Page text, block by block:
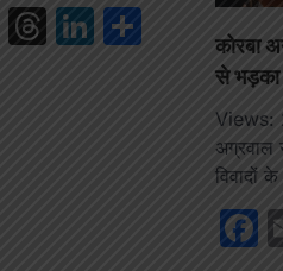
WhatsApp
Threads
LinkedIn
Shareकोरबा
से भड़का
Views:
अग्रवाल
विवादों